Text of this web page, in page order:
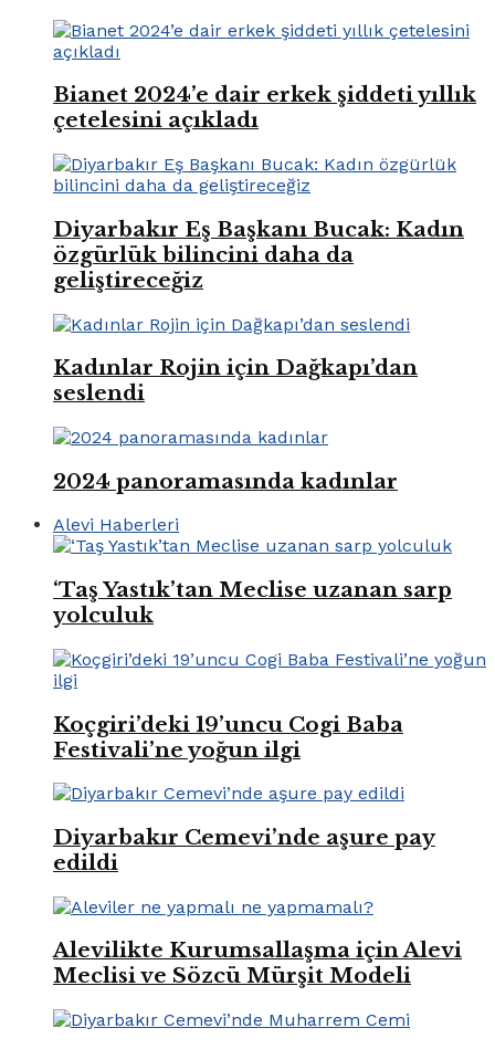
Bianet 2024’e dair erkek şiddeti yıllık
çetelesini açıkladı
Diyarbakır Eş Başkanı Bucak: Kadın
özgürlük bilincini daha da
geliştireceğiz
Kadınlar Rojin için Dağkapı’dan
seslendi
2024 panoramasında kadınlar
Alevi Haberleri
‘Taş Yastık’tan Meclise uzanan sarp
yolculuk
Koçgiri’deki 19’uncu Cogi Baba
Festivali’ne yoğun ilgi
Diyarbakır Cemevi’nde aşure pay
edildi
Alevilikte Kurumsallaşma için Alevi
Meclisi ve Sözcü Mürşit Modeli